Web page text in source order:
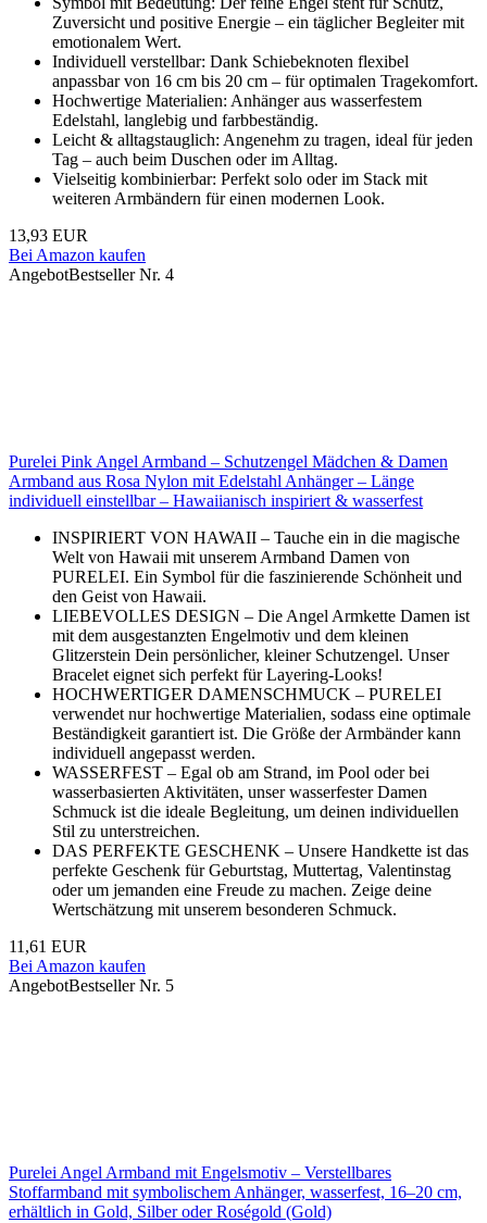
Zuversicht und positive Energie – ein täglicher Begleiter mit
emotionalem Wert.
Individuell verstellbar: Dank Schiebeknoten flexibel
anpassbar von 16 cm bis 20 cm – für optimalen Tragekomfort.
Hochwertige Materialien: Anhänger aus wasserfestem
Edelstahl, langlebig und farbbeständig.
Leicht & alltagstauglich: Angenehm zu tragen, ideal für jeden
Tag – auch beim Duschen oder im Alltag.
Vielseitig kombinierbar: Perfekt solo oder im Stack mit
weiteren Armbändern für einen modernen Look.
13,93 EUR
Bei Amazon kaufen
AngebotBestseller Nr. 4
Purelei Pink Angel Armband – Schutzengel Mädchen & Damen
Armband aus Rosa Nylon mit Edelstahl Anhänger – Länge
individuell einstellbar – Hawaiianisch inspiriert & wasserfest
INSPIRIERT VON HAWAII – Tauche ein in die magische
Welt von Hawaii mit unserem Armband Damen von
PURELEI. Ein Symbol für die faszinierende Schönheit und
den Geist von Hawaii.
LIEBEVOLLES DESIGN – Die Angel Armkette Damen ist
mit dem ausgestanzten Engelmotiv und dem kleinen
Glitzerstein Dein persönlicher, kleiner Schutzengel. Unser
Bracelet eignet sich perfekt für Layering-Looks!
HOCHWERTIGER DAMENSCHMUCK – PURELEI
verwendet nur hochwertige Materialien, sodass eine optimale
Beständigkeit garantiert ist. Die Größe der Armbänder kann
individuell angepasst werden.
WASSERFEST – Egal ob am Strand, im Pool oder bei
wasserbasierten Aktivitäten, unser wasserfester Damen
Schmuck ist die ideale Begleitung, um deinen individuellen
Stil zu unterstreichen.
DAS PERFEKTE GESCHENK – Unsere Handkette ist das
perfekte Geschenk für Geburtstag, Muttertag, Valentinstag
oder um jemanden eine Freude zu machen. Zeige deine
Wertschätzung mit unserem besonderen Schmuck.
11,61 EUR
Bei Amazon kaufen
AngebotBestseller Nr. 5
Purelei Angel Armband mit Engelsmotiv – Verstellbares
Stoffarmband mit symbolischem Anhänger, wasserfest, 16–20 cm,
erhältlich in Gold, Silber oder Roségold (Gold)